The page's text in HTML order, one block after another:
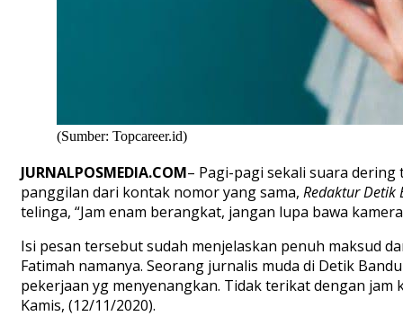
(Sumber: Topcareer.id)
JURNALPOSMEDIA.COM– Pagi-pagi sekali suara
panggilan dari kontak nomor yang sama, Redaktur Detik
telinga, “Jam enam berangkat, jangan lupa bawa
Isi pesan tersebut sudah menjelaskan penuh maksud
Fatimah namanya. Seorang jurnalis muda di Detik
pekerjaan yg menyenangkan. Tidak terikat dengan jam
Kamis, (12/11/2020).